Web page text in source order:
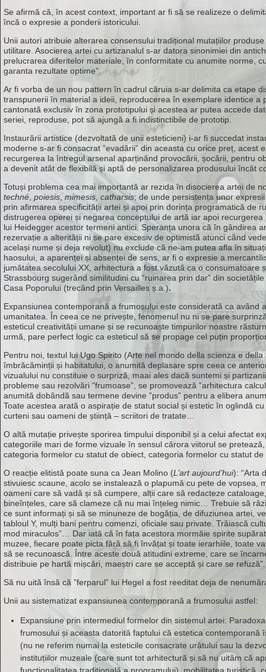
Se afirmă că, în acest context, important ar fi să se realizeze o
încă o expresie a ponderii istoricului.
Unii autori atribuie alterarea consensului tradițional mutațiilor
utilitare. Asocierea artei cu artizanalul s-ar datora sinonimiei din
prelucrarea diferitelor materiale, în conformitate cu anumite norme,
garanta rezultate optime”.
Ar fi vorba de un nou pattern în cadrul căruia s-ar delimita ca etape
transpunerii în material a ideii, reproducerea în exemplare identice
cantonată exclusiv în zona prototipului și acestea ar putea accede
seriei, reproduse, pot să ajungă a fi indistinctibile de prototip.
Instaurării artistice (dezvoltată de unii esteticieni) i-ar fi succedat
moderne s-ar fi consacrat ”evadării” din aceasta cu orice preț,
recurgerea la întregul arsenal aparținând provocării, șocării, pentru
a devenit atât de flexibilă și aptă de personalizarea produsului încât
Totuși problema cea mai importantă ar rezida în disocierea artei de
techné, poiesis, mimesis, catharsis; de unde persistența unor
prin afirmarea specificității artei și apoi prin dorința programatică de
distrugerea operei și negarea conceptului de artă iar apoi
lui Heidegger acestor termeni antici. Speranța unora că în gândirea
rezervație a alterității ni se pare excesiv de optimistă atunci când
același nume și deja revolut) nu exclude că ne-am putea afla în
haosului, a aparenței și absenței de sens, ar fi o expresie a
jumătatea secolului XX, arhitectura a fost văzută ca o
Strassbourg sugerând similitudini cu “ruinarea prin dar” din
Casa Poporului (trecând prin Versailles ș.a.).
Expansiunea contemporană a frumosului este considerată ca
umanitatea. În ceea ce ne privește, fenomenul nu ni se pare
esteticul creativității umane și se recunoaște timpurilor noastre
urmă, pare perfect logic ca esteticul să se propage cel puțin
Pentru noi, textul lui Ugo Spirito (Arte nel mondo della scienza e
îmbrăcăminții și habitatului, o anumită deplasare spre ceea ce
vizualului nu constituie o surpriză, maai ales dacă suntemi și
probleme sau rezolvări ”frumoase”, se promovează ”arhitectura
anumită dobândă sau termene devine ”produs” pentru a elibera
Toate acestea arată o aspirație de statut social și estetic în oglindă
curteni sau oameni de știință – scriitori de tratate…
O altă mutație privește sporirea timpului disponibil și a celui afectat
categoriile mari de forme vizuale în sensul cărora viitorul se
categoria formelor cu statut de obiect, categoria formelor cu statut de
O reacție elitistă poate suna ca Jean Molino (L’art aujourd’hui): “Arta
stivuiesc scaune, acolo se instalează o plapumă cu pete de
oameni care să vadă și să cumpere, alții care să redacteze
bineînțeles, care să clameze că nu mai înțeleg nimic… Trebuie să
ce sunt informați și să se minuneze de bogăția, de difuziunea artei,
tabloul Y, mulți bani pentru comenzi, oficiale sau private. Trăiască
mod miraculos”… Dar iată că în fața acestora mormăie spirite
muzee, fiecare poate picta fără să fi învățat și toate ierarhiile, toate
să se recunoască. Între aceste două atitudini extreme, care se
distribuie pe hartă mișcări, maeștri care se acceptă și care se refuză”.
Să nu uită însă că ”ferparul” lui Hegel a fost reeditat deja de
Unii au sistematizat expansiunea contemporană a frumosului astfel:
Expansiune prin intermediul formelor din sistemul artei:
frumosului și aceasta datorită faptului că estetica
(nu ne referim numai la esteticile consacrate urâtului sau la
instituțiilor muzeale (care sunt tot arhitectură și să nu uităm că